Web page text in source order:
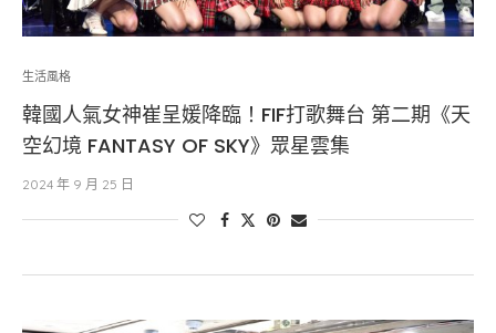
生活風格
韓國人氣女神崔呈媛降臨！FIF打歌舞台 第二期《天
空幻境 FANTASY OF SKY》眾星雲集
2024 年 9 月 25 日